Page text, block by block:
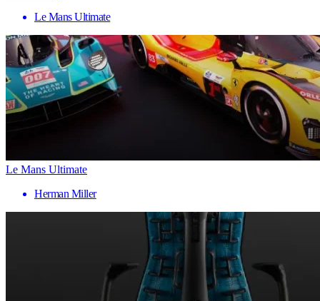
Le Mans Ultimate
Le Mans Ultimate
Herman Miller